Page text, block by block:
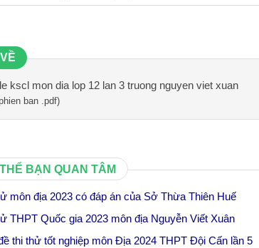
kscl mon dia lop 12 lan 3 truong nguyen viet xuan
ban .pdf)
BẠN QUAN TÂM
môn địa 2023 có đáp án của Sở Thừa Thiên Huế
THPT Quốc gia 2023 môn địa Nguyễn Viết Xuân
thi thử tốt nghiệp môn Địa 2024 THPT Đội Cấn lần 5